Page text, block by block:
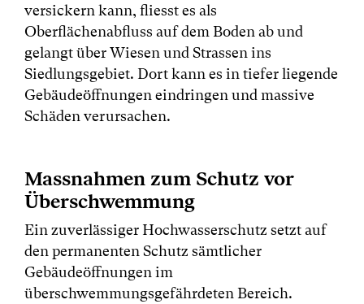
versickern kann, fliesst es als
Oberflächenabfluss auf dem Boden ab und
gelangt über Wiesen und Strassen ins
Siedlungsgebiet. Dort kann es in tiefer liegende
Gebäudeöffnungen eindringen und massive
Schäden verursachen.
Massnahmen zum Schutz vor
Überschwemmung
Ein zuverlässiger Hochwasserschutz setzt auf
den permanenten Schutz sämtlicher
Gebäudeöffnungen im
überschwemmungsgefährdeten Bereich.